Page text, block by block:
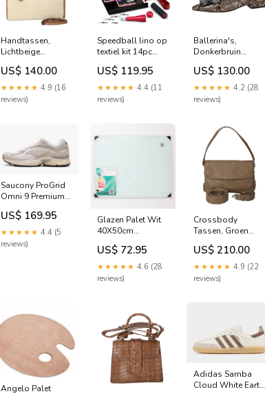
Handtassen,
Lichtbeige
Discount - 40
US$ 140.00
★★★★★ 4.9 (16
reviews)
Speedball lino op
textiel kit 14pc
Talens
US$ 119.95
★★★★★ 4.4 (11
reviews)
Ballerina's,
Donkerbruin
Discount - 40
US$ 130.00
★★★★★ 4.2 (28
reviews)
Saucony ProGrid
Omni 9 Premium
White Size:EU 42
US$ 169.95
★★★★★ 4.4 (5
reviews)
Glazen Palet Wit
40X50cm
Masterson
Moleskine
US$ 72.95
★★★★★ 4.6 (28
reviews)
Crossbody
Tassen, Groen
Maat:OS
US$ 210.00
★★★★★ 4.9 (22
reviews)
Angelo Palet
Adidas Samba
Cloud White Earth